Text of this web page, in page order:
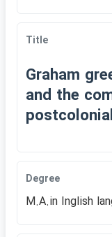
Title
Graham
and the
Degree
M.A.in Inglish